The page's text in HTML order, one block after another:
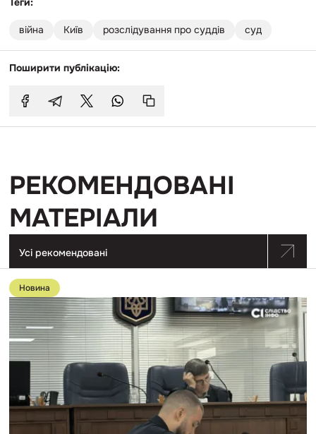
війна Київ розслідування про суддів суд
Поширити публікацію:
РЕКОМЕНДОВАНІ
МАТЕРІАЛИ
Усі рекомендовані
Перейти
до
публікації
САП:
прокурор
помилився
на
суді
щодо
посади
учасника
справи
про
вимагання
Новина